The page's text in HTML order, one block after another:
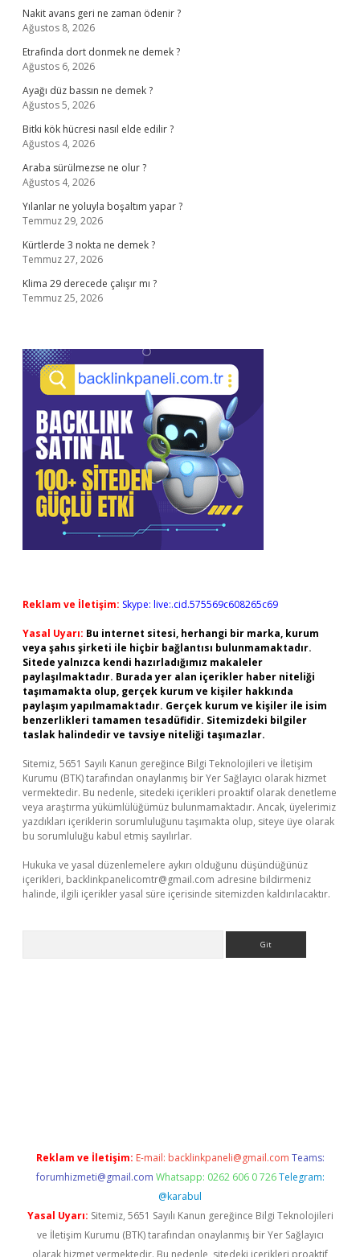
Nakit avans geri ne zaman ödenir ?
Ağustos 8, 2026
Etrafinda dort donmek ne demek ?
Ağustos 6, 2026
Ayağı düz bassın ne demek ?
Ağustos 5, 2026
Bitki kök hücresi nasıl elde edilir ?
Ağustos 4, 2026
Araba sürülmezse ne olur ?
Ağustos 4, 2026
Yılanlar ne yoluyla boşaltım yapar ?
Temmuz 29, 2026
Kürtlerde 3 nokta ne demek ?
Temmuz 27, 2026
Klima 29 derecede çalışır mı ?
Temmuz 25, 2026
Reklam ve İletişim: Skype: live:.cid.575569c608265c69
Yasal Uyarı: Bu internet sitesi, herhangi bir marka, kurum
veya şahıs şirketi ile hiçbir bağlantısı bulunmamaktadır.
Sitede yalnızca kendi hazırladığımız makaleler
paylaşılmaktadır. Burada yer alan içerikler haber niteliği
taşımamakta olup, gerçek kurum ve kişiler hakkında
paylaşım yapılmamaktadır. Gerçek kurum ve kişiler ile isim
benzerlikleri tamamen tesadüfidir. Sitemizdeki bilgiler
taslak halindedir ve tavsiye niteliği taşımazlar.
Sitemiz, 5651 Sayılı Kanun gereğince Bilgi Teknolojileri ve İletişim
Kurumu (BTK) tarafından onaylanmış bir Yer Sağlayıcı olarak hizmet
vermektedir. Bu nedenle, sitedeki içerikleri proaktif olarak denetleme
veya araştırma yükümlülüğümüz bulunmamaktadır. Ancak, üyelerimiz
yazdıkları içeriklerin sorumluluğunu taşımakta olup, siteye üye olarak
bu sorumluluğu kabul etmiş sayılırlar.
Hukuka ve yasal düzenlemelere aykırı olduğunu düşündüğünüz
içerikleri, backlinkpanelicomtr@gmail.com adresine bildirmeniz
halinde, ilgili içerikler yasal süre içerisinde sitemizden kaldırılacaktır.
Reklam ve İletişim: E-mail: backlinkpaneli@gmail.com Teams:
forumhizmeti@gmail.com Whatsapp: 0262 606 0 726 Telegram:
@karabul
Yasal Uyarı: Sitemiz, 5651 Sayılı Kanun gereğince Bilgi Teknolojileri
ve İletişim Kurumu (BTK) tarafından onaylanmış bir Yer Sağlayıcı
olarak hizmet vermektedir. Bu nedenle, sitedeki içerikleri proaktif